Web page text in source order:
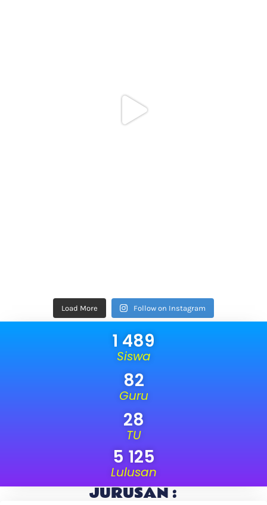
Load More Follow on Instagram
Siswa
1 489
Guru
82
TU
28
Lulusan
5 125
JURUSAN :